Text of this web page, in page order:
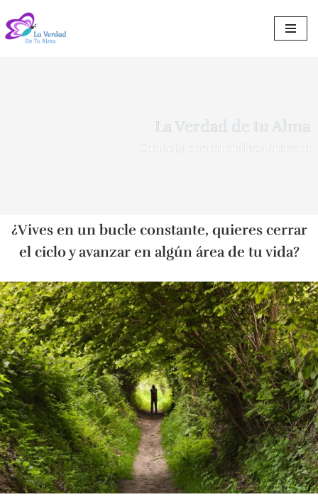
Saltar
La Verdad de tu Alma
Conecta con tu belleza interior
¿Vives en un bucle constante, quieres cerrar
el ciclo y avanzar en algún área de tu vida?